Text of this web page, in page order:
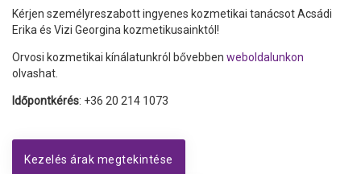
Kérjen személyreszabott ingyenes kozmetikai tanácsot Acsádi
Erika és Vizi Georgina kozmetikusainktól!
Orvosi kozmetikai kínálatunkról bővebben weboldalunkon
olvashat.
Időpontkérés: +36 20 214 1073
Kezelés árak megtekintése